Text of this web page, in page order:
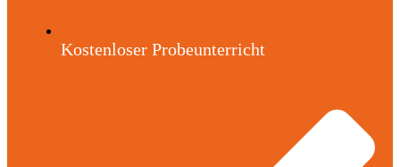
Kostenloser Probeunterricht